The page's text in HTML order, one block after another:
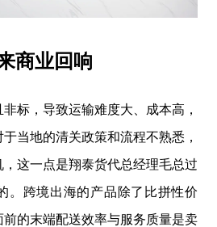
商业回响
标，导致运输难度大、成本高，
当地的清关政策和流程不熟悉，
这一点是翔泰货代总经理毛总过
。跨境出海的产品除了比拼性价
的末端配送效率与服务质量是卖